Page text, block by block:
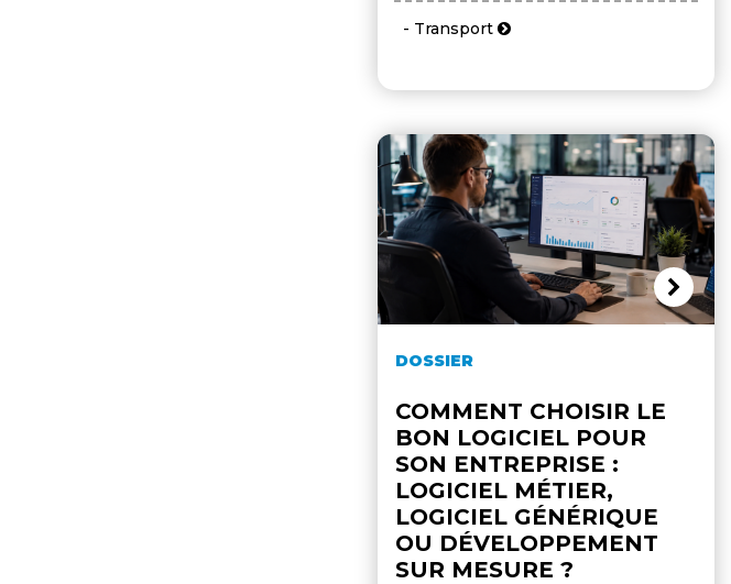
- Transport
DOSSIER
COMMENT CHOISIR LE
BON LOGICIEL POUR
SON ENTREPRISE :
LOGICIEL MÉTIER,
LOGICIEL GÉNÉRIQUE
OU DÉVELOPPEMENT
SUR MESURE ?